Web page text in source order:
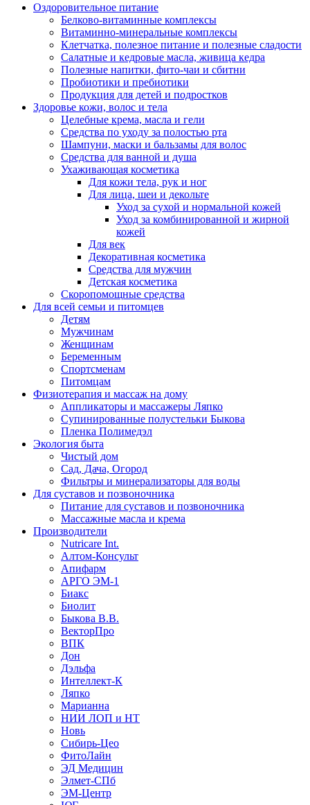
Оздоровительное питание
Белково-витаминные комплексы
Витаминно-минеральные комплексы
Клетчатка, полезное питание и полезные сладости
Салатные и кедровые масла, живица кедра
Полезные напитки, фито-чаи и сбитни
Пробиотики и пребиотики
Продукция для детей и подростков
Здоровье кожи, волос и тела
Целебные крема, масла и гели
Средства по уходу за полостью рта
Шампуни, маски и бальзамы для волос
Средства для ванной и душа
Ухаживающая косметика
Для кожи тела, рук и ног
Для лица, шеи и декольте
Уход за сухой и нормальной кожей
Уход за комбинированной и жирной
кожей
Для век
Декоративная косметика
Средства для мужчин
Детская косметика
Скоропомощные средства
Для всей семьи и питомцев
Детям
Мужчинам
Женщинам
Беременным
Спортсменам
Питомцам
Физиотерапия и массаж на дому
Аппликаторы и массажеры Ляпко
Супинированные полустельки Быкова
Пленка Полимедэл
Экология быта
Чистый дом
Сад, Дача, Огород
Фильтры и минерализаторы для воды
Для суставов и позвоночника
Питание для суставов и позвоночника
Массажные масла и крема
Производители
Nutricare Int.
Алтом-Консульт
Апифарм
АРГО ЭМ-1
Биакс
Биолит
Быкова В.В.
ВекторПро
ВПК
Дон
Дэльфа
Интеллект-К
Ляпко
Марианна
НИИ ЛОП и НТ
Новь
Сибирь-Цео
ФитоЛайн
ЭД Медицин
Элмет-СПб
ЭМ-Центр